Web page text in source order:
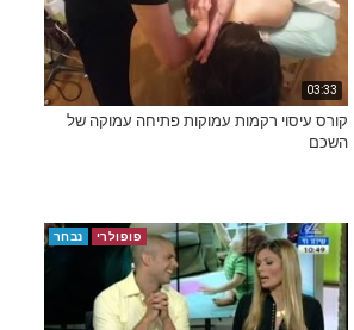
03:33
קורס עיסוי רקמות עמוקות פתיחה עמוקה של
השכם
פופולרי נבחר